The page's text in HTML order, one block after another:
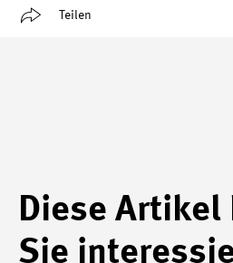
Teilen
Diese Artikel
Sie